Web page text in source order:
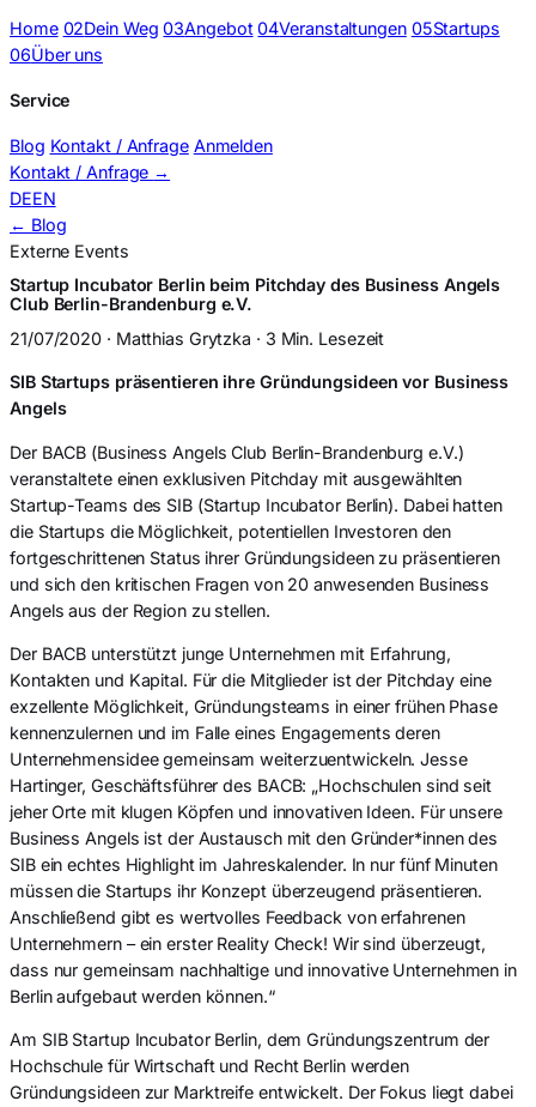
Home 02Dein Weg 03Angebot 04Veranstaltungen 05Startups
06Über uns
Service
Blog Kontakt / Anfrage Anmelden
Kontakt / Anfrage →
DEEN
← Blog
Externe Events
Startup Incubator Berlin beim Pitchday des Business Angels
Club Berlin-Brandenburg e.V.
21/07/2020 · Matthias Grytzka · 3 Min. Lesezeit
SIB Startups präsentieren ihre Gründungsideen vor Business
Angels
Der BACB (Business Angels Club Berlin-Brandenburg e.V.)
veranstaltete einen exklusiven Pitchday mit ausgewählten
Startup-Teams des SIB (Startup Incubator Berlin). Dabei hatten
die Startups die Möglichkeit, potentiellen Investoren den
fortgeschrittenen Status ihrer Gründungsideen zu präsentieren
und sich den kritischen Fragen von 20 anwesenden Business
Angels aus der Region zu stellen.
Der BACB unterstützt junge Unternehmen mit Erfahrung,
Kontakten und Kapital. Für die Mitglieder ist der Pitchday eine
exzellente Möglichkeit, Gründungsteams in einer frühen Phase
kennenzulernen und im Falle eines Engagements deren
Unternehmensidee gemeinsam weiterzuentwickeln. Jesse
Hartinger, Geschäftsführer des BACB: „Hochschulen sind seit
jeher Orte mit klugen Köpfen und innovativen Ideen. Für unsere
Business Angels ist der Austausch mit den Gründer*innen des
SIB ein echtes Highlight im Jahreskalender. In nur fünf Minuten
müssen die Startups ihr Konzept überzeugend präsentieren.
Anschließend gibt es wertvolles Feedback von erfahrenen
Unternehmern – ein erster Reality Check! Wir sind überzeugt,
dass nur gemeinsam nachhaltige und innovative Unternehmen in
Berlin aufgebaut werden können.“
Am SIB Startup Incubator Berlin, dem Gründungszentrum der
Hochschule für Wirtschaft und Recht Berlin werden
Gründungsideen zur Marktreife entwickelt. Der Fokus liegt dabei